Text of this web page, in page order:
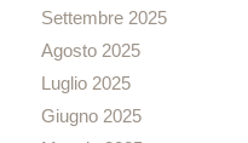
Settembre 2025
Agosto 2025
Luglio 2025
Giugno 2025